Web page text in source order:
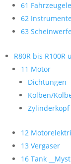
61
62 Instrumente
63
R80R bis R100R
11 Motor
Dichtungen
Kolben/
Zylinderkopf
12
13 Vergaser
16 Tank